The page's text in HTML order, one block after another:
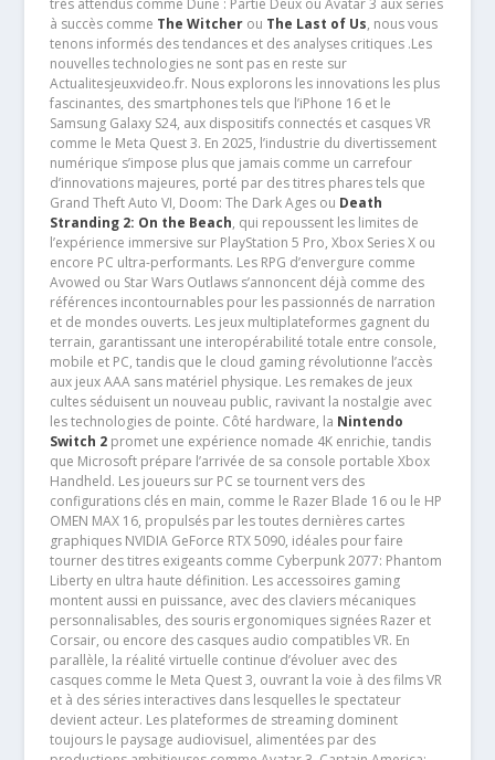
très attendus comme Dune : Partie Deux ou Avatar 3 aux séries
à succès comme The Witcherou The Last of Us, nous vous
tenons informés des tendances et des analyses critiques .Les
nouvelles technologies ne sont pas en reste sur
Actualitesjeuxvideo.fr. Nous explorons les innovations les plus
fascinantes, des smartphones tels que l’iPhone 16 et le
Samsung Galaxy S24, aux dispositifs connectés et casques VR
comme le Meta Quest 3. En 2025, l’industrie du divertissement
numérique s’impose plus que jamais comme un carrefour
d’innovations majeures, porté par des titres phares tels que
Grand Theft Auto VI, Doom: The Dark Ages ou Death
Stranding 2: On the Beach, qui repoussent les limites de
l’expérience immersive sur PlayStation 5 Pro, Xbox Series X ou
encore PC ultra-performants. Les RPG d’envergure comme
Avowed ou Star Wars Outlaws s’annoncent déjà comme des
références incontournables pour les passionnés de narration
et de mondes ouverts. Les jeux multiplateformes gagnent du
terrain, garantissant une interopérabilité totale entre console,
mobile et PC, tandis que le cloud gaming révolutionne l’accès
aux jeux AAA sans matériel physique. Les remakes de jeux
cultes séduisent un nouveau public, ravivant la nostalgie avec
les technologies de pointe. Côté hardware, la Nintendo
Switch 2promet une expérience nomade 4K enrichie, tandis
que Microsoft prépare l’arrivée de sa console portable Xbox
Handheld. Les joueurs sur PC se tournent vers des
configurations clés en main, comme le Razer Blade 16 ou le HP
OMEN MAX 16, propulsés par les toutes dernières cartes
graphiques NVIDIA GeForce RTX 5090, idéales pour faire
tourner des titres exigeants comme Cyberpunk 2077: Phantom
Liberty en ultra haute définition. Les accessoires gaming
montent aussi en puissance, avec des claviers mécaniques
personnalisables, des souris ergonomiques signées Razer et
Corsair, ou encore des casques audio compatibles VR. En
parallèle, la réalité virtuelle continue d’évoluer avec des
casques comme le Meta Quest 3, ouvrant la voie à des films VR
et à des séries interactives dans lesquelles le spectateur
devient acteur. Les plateformes de streaming dominent
toujours le paysage audiovisuel, alimentées par des